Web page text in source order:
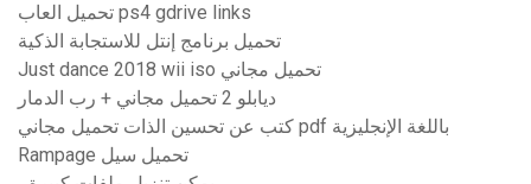
تحميل العاب ps4 gdrive links
تحميل برنامج إنتل للاستجابة الذكية
Just dance 2018 wii iso تحميل مجاني
ديابلو 2 تحميل مجاني + رب الدمار
كتب عن تحسين الذات تحميل مجاني pdf باللغة الإنجليزية
Rampage تحميل سيل